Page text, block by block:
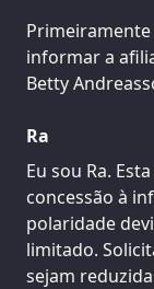
informar a
Betty
Ra
Eu sou Ra.
concessão à
polaridade
limitado.
sejam